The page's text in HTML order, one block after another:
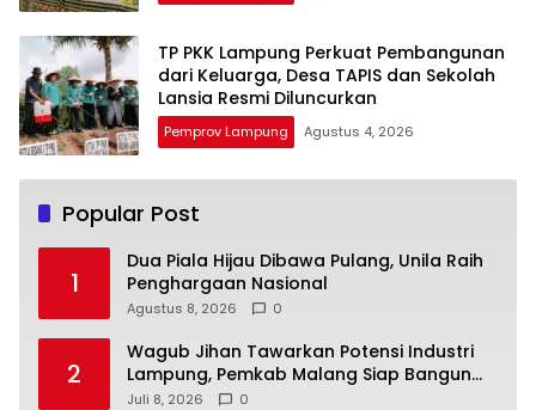
TP PKK Lampung Perkuat Pembangunan
dari Keluarga, Desa TAPIS dan Sekolah
Lansia Resmi Diluncurkan
Pemprov Lampung Agustus 4, 2026
Popular Post
1
Dua Piala Hijau Dibawa Pulang, Unila Raih
Penghargaan Nasional
Agustus 8, 2026 0
2
Wagub Jihan Tawarkan Potensi Industri
Lampung, Pemkab Malang Siap Bangun
Sinergi
Juli 8, 2026 0